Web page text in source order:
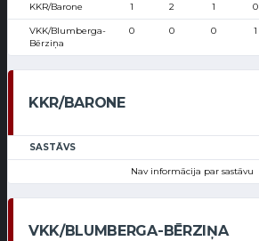
KKR/Barone 1 2 1 0
VKK/Blumberga-
Bērziņa
0 0 0 1
KKR/BARONE
SASTĀVS
Nav informācija par sastāvu
VKK/BLUMBERGA-BĒRZIŅA